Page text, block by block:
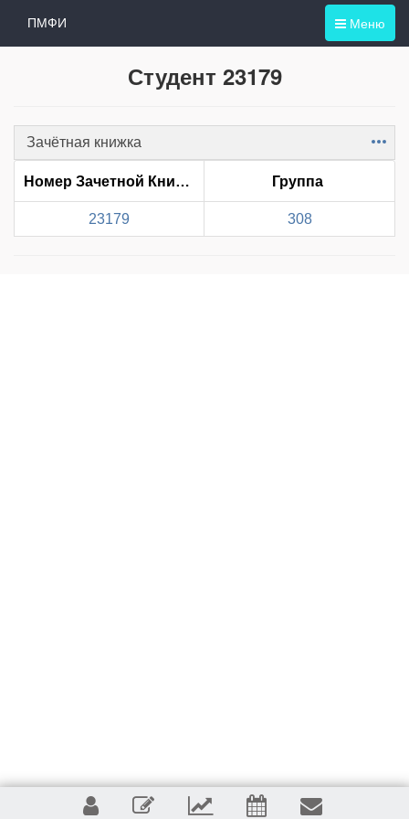
Меню
ПМФИ
Студент 23179
Зачётная книжка Item
Номер Зачетной Книжки Группа
23179 308